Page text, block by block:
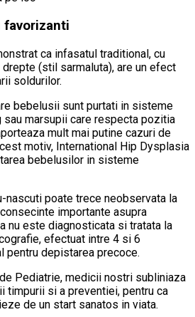
favorizanti
ca infasatul traditional, cu
(stil sarma­lut­a), are un efect
soldurilor.
bebelusii sunt purtati in sisteme
sau marsupii care respecta pozitia
mult mai putine cazuri de
motiv, International Hip Dysplasia
bebelusilor in sisteme
nascuti poate trece neobservata la
importante asupra
nu este diagnosticata si tratata la
efectuat intre 4 si 6
pentru depistarea precoce.
Pediatrie, medicii nostri subliniaza
timpurii si a preventiei, pentru ca
de un start sanatos in viata.